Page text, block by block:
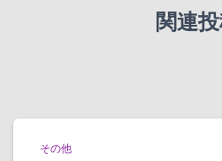
関連
その他